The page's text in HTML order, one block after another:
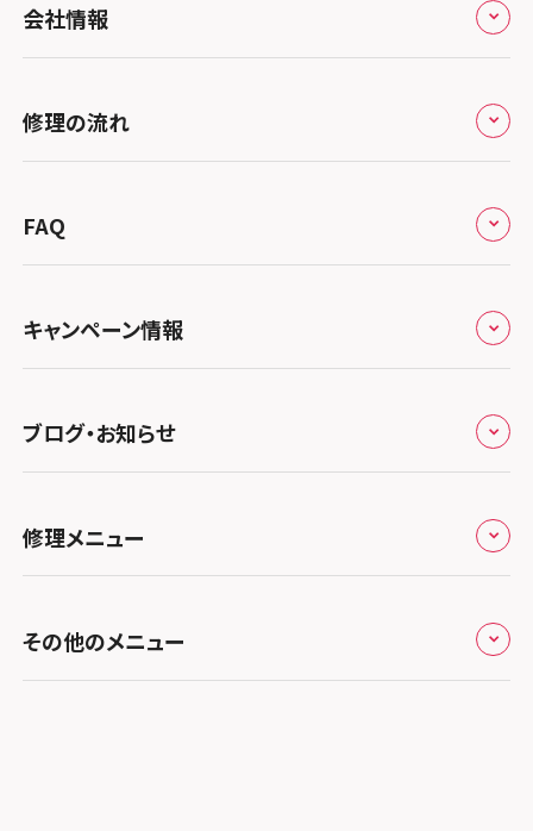
北海道・東北
スマホスピタル大丸札幌
関東
スマホスピタル宇都宮
スマホスピタル 高崎
スマホスピタル鴻巣
スマホスピタル テルル三芳
スマホスピタル 熊谷
スマホスピタル ゲオデジタルベース川口元郷
スマホスピタル埼玉大宮
スマホスピタル テルル蒲生
スマホスピタル テルル新越谷
スマホスピタル テルル草加花栗
スマホスピタル テルル東川口
北陸・甲信越
スマホスピタルアル・プラザ小松
スマホスピタル 北陸総合修理センター
スマホスピタル 長野
東海
スマホスピタル岐阜
スマホスピタル 浜松
スマホスピタル静岡パルコ
スマホスピタル 藤枝
スマホスピタル名古屋駅前
スマホスピタル名古屋金山
スマホスピタル 大府
スマホスピタル 西枇杷島
スマホスピタル 尾張旭
関西
スマホスピタル 大阪梅田
スマホスピタル by デジホ 梅田地下（うめちか）
スマホスピタル京橋
スマホスピタル難波
スマホスピタルイオンタウン茨木太田
中国・四国
スマホスピタル岡山駅前
スマホスピタル西条
スマホスピタル by デジホ マークイズ福岡もも
ち
スマホスピタル福岡天神
スマホスピタル熊本下通
スマホスピタル GODOモバイル大分府内町
会社情報
会社概要
総務省登録業者
特定商取引法に関する表記
プライバシーポリシー
郵送修理依頼
修理の流れ
郵送修理の流れ
FAQ
キャンペーン情報
キャンペーン一覧
ブログ・お知らせ
お知らせ
修理メニュー
iPhone修理メニュー
その他のメニュー